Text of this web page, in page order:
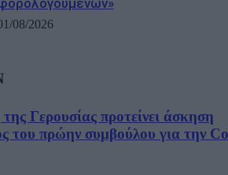
08/2026
Γερουσίας προτείνει άσκηση
του πρώην συμβούλου για την